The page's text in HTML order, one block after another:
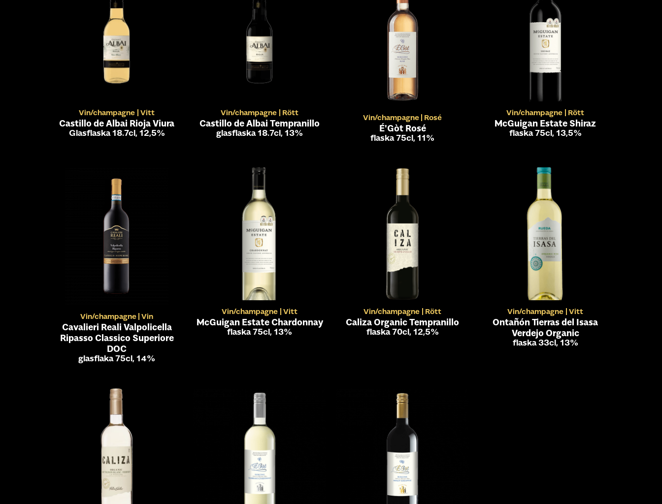
Vin/champagne Vitt
Castillo de Albai Rioja Viura
Glasflaska 18.7cl, 12,5%
Vin/champagne Rött
Castillo de Albai Tempranillo
glasflaska 18.7cl, 13%
Vin/champagne Rosé
É'Gòt Rosé
flaska 75cl, 11%
Vin/champagne Rött
McGuigan Estate Shiraz
flaska 75cl, 13,5%
Vin/champagne Vin
Cavalieri Reali Valpolicella
Ripasso Classico Superiore
DOC
glasflaka 75cl, 14%
Vin/champagne Vitt
McGuigan Estate Chardonnay
flaska 75cl, 13%
Vin/champagne Rött
Caliza Organic Tempranillo
flaska 70cl, 12,5%
Vin/champagne Vitt
Ontañón Tierras del Isasa
Verdejo Organic
flaska 33cl, 13%